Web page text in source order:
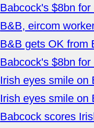
Babcock's $8bn
B&B, eircom
B&B gets OK from
Babcock's $8bn
Irish eyes smile on
Irish eyes smile on
Babcock scores